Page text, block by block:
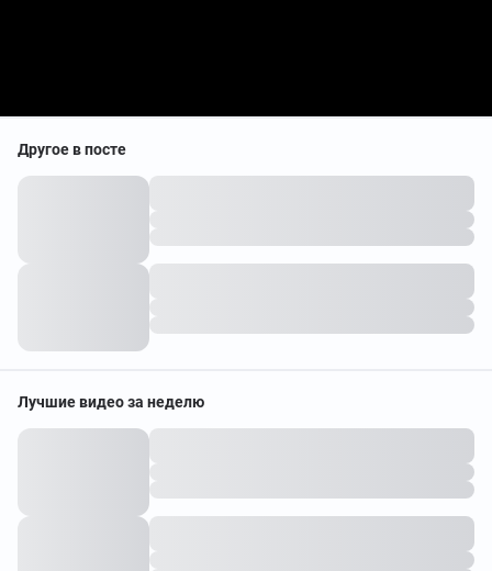
Другое в посте
Лучшие видео за неделю